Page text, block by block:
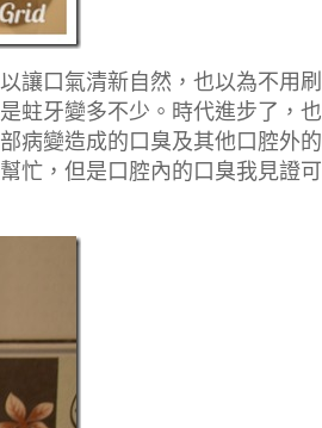
讓口氣清新自然，也以為不用刷
蛀牙變多不少。時代進步了，也
病變造成的口臭及其他口腔外的
忙，但是口腔內的口臭我見證可